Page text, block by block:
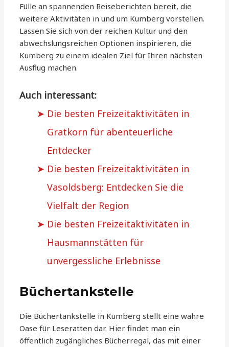
Fülle an spannenden Reiseberichten bereit, die
weitere Aktivitäten in und um Kumberg vorstellen.
Lassen Sie sich von der reichen Kultur und den
abwechslungsreichen Optionen inspirieren, die
Kumberg zu einem idealen Ziel für Ihren nächsten
Ausflug machen.
Auch interessant:
Die besten Freizeitaktivitäten in
Gratkorn für abenteuerliche
Entdecker
Die besten Freizeitaktivitäten in
Vasoldsberg: Entdecken Sie die
Vielfalt der Region
Die besten Freizeitaktivitäten in
Hausmannstätten für
unvergessliche Erlebnisse
Büchertankstelle
Die Büchertankstelle in Kumberg stellt eine wahre
Oase für Leseratten dar. Hier findet man ein
öffentlich zugängliches Bücherregal, das mit einer